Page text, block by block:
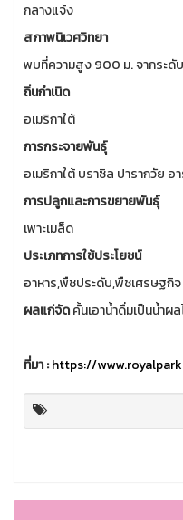
กลางแจ้ง
สภาพนิเวศวิทยา
พบที่ความสูง 900 ม. จากระดั
ถิ่นกำเนิด
อเมริกาใต้
การกระจายพันธุ์
อเมริกาใต้ บราซิล ปารากวัย อ
การปลูกและการขยายพันธุ์
เพาะเมล็ด
ประเภทการใช้ประโยชน์
อาหาร,พืชประดับ,พืชเศรษฐกิจ
ผลแก่จัดคั้นเอาน้ำดื่มเป็นน้ำผ
ที่มา:https://